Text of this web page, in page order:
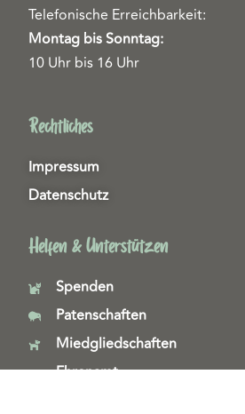
Telefonische Erreichbarkeit:
Montag bis Sonntag:
10 Uhr bis 16 Uhr
Rechtliches
Impressum
Datenschutz
Helfen & Unterstützen
Spenden
Patenschaften
Miedgliedschaften
Ehrenamt